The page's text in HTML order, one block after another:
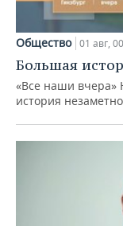
Общество 01 авг,
Большая
«Все наши вчера»
история